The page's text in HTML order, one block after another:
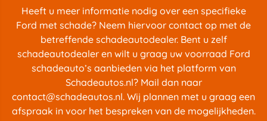
Heeft u meer informatie nodig over een specifieke
Ford met schade? Neem hiervoor contact op met de
betreffende schadeautodealer. Bent u zelf
schadeautodealer en wilt u graag uw voorraad Ford
schadeauto’s aanbieden via het platform van
Schadeautos.nl? Mail dan naar
contact@schadeautos.nl. Wij plannen met u graag een
afspraak in voor het bespreken van de mogelijkheden.